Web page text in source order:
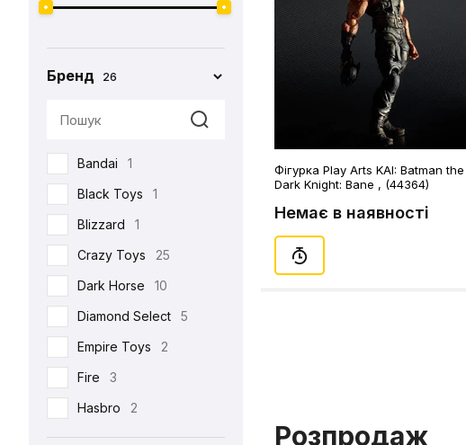
Бренд 26
Bandai
1
Black Toys
1
Blizzard
1
Crazy Toys
25
Dark Horse
10
Diamond Select
5
Empire Toys
2
Fire
3
Hasbro
2
Hot Toys 93
Фігурка Play Arts KAI: Batman the
Dark Knight: Bane , (44364)
Немає в наявності
Розпродаж